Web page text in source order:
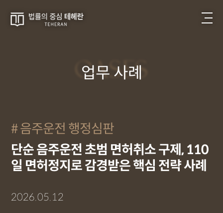
CASES
업무 사례
음주운전 행정심판
단순 음주운전 초범 면허취소 구제, 110
일 면허정지로 감경받은 핵심 전략 사례
2026.05.12